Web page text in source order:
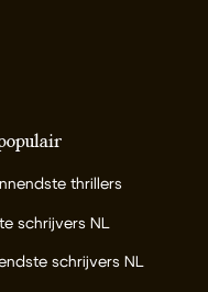
thrillers
schrijvers NL
schrijvers NL